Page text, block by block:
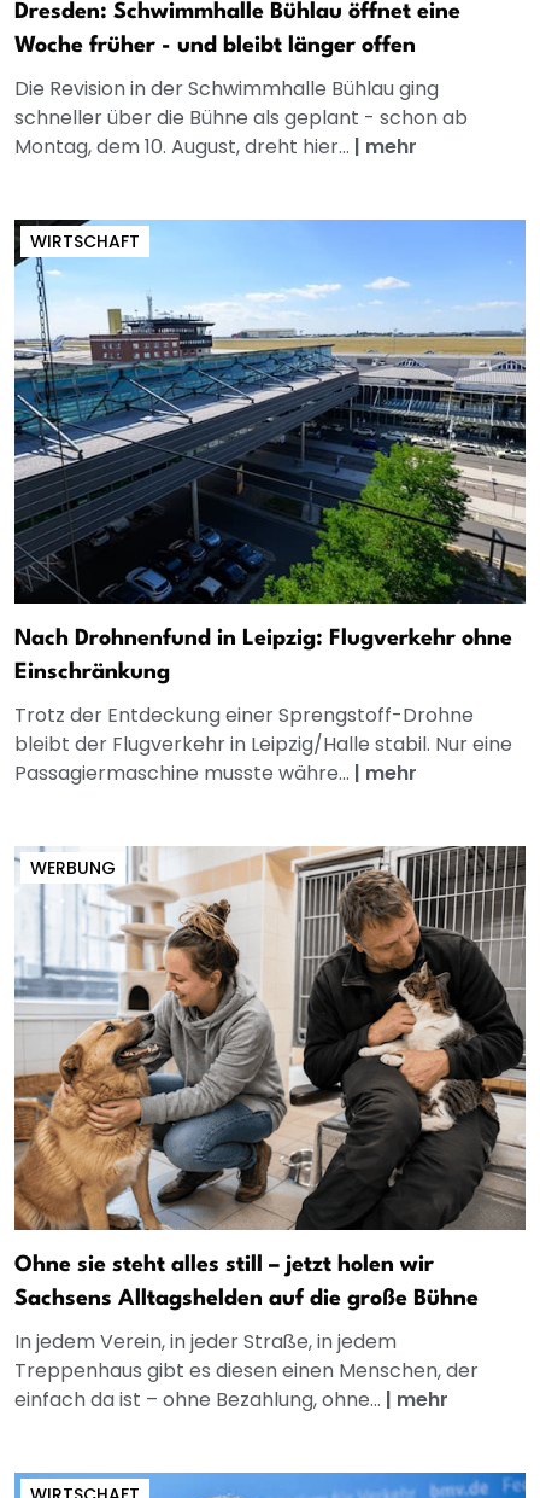
Dresden: Schwimmhalle Bühlau öffnet eine
Woche früher - und bleibt länger offen
Die Revision in der Schwimmhalle Bühlau ging
schneller über die Bühne als geplant - schon ab
Montag, dem 10. August, dreht hier... | mehr
WIRTSCHAFT
Nach Drohnenfund in Leipzig: Flugverkehr ohne
Einschränkung
Trotz der Entdeckung einer Sprengstoff-Drohne
bleibt der Flugverkehr in Leipzig/Halle stabil. Nur eine
Passagiermaschine musste währe... | mehr
WERBUNG
Ohne sie steht alles still – jetzt holen wir
Sachsens Alltagshelden auf die große Bühne
In jedem Verein, in jeder Straße, in jedem
Treppenhaus gibt es diesen einen Menschen, der
einfach da ist – ohne Bezahlung, ohne... | mehr